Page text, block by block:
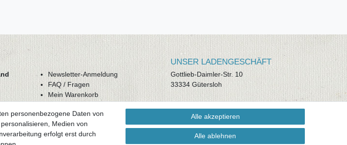
Newsletter-Anmeldung
FAQ / Fragen
Mein Warenkorb
Mein Konto
UNSER LADENGESCHÄFT
Gottlieb-Daimler-Str. 10
33334 Gütersloh
ÖFFNUNGSZEITEN
Montag - Dienstag: 8.00 - 18.00 Uhr,
Mittwoch Ruhetag, Donnerstag: 8.00 -
18.00 Uhr, Freitag 8.00 - 14.00 Uhr
personenbezogene Daten von
Medien von
erfolgt erst durch
Alle akzeptieren
Alle ablehnen